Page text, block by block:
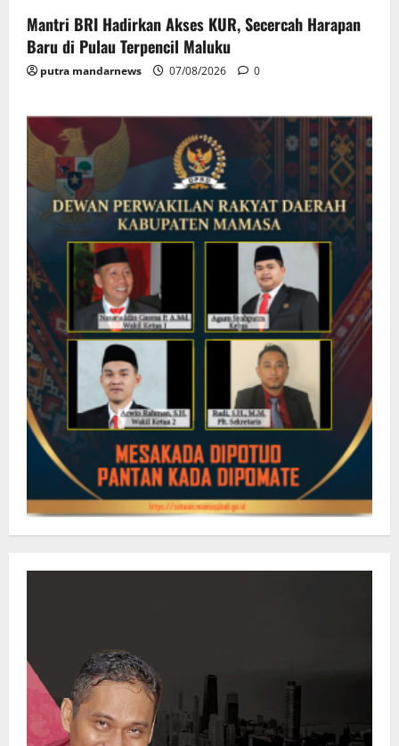
Mantri BRI Hadirkan Akses KUR, Secercah Harapan
Baru di Pulau Terpencil Maluku
putra mandarnews 07/08/2026 0